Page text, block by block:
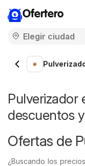
Ofertero
Pulverizador
descuentos
Ofertas de
¿Buscando los